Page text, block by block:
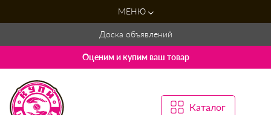
МЕНЮ
Доска объявлений
Оценим и купим ваш товар
Каталог